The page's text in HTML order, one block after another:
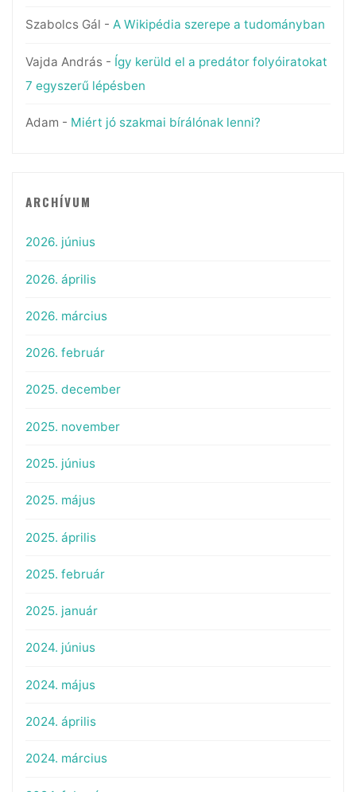
Szabolcs Gál - A Wikipédia szerepe a tudományban
Vajda András- Így kerüld el a predátor folyóiratokat
7 egyszerű lépésben
Adam - Miért jó szakmai bírálónak lenni?
ARCHÍVUM
2026. június
2026. április
2026. március
2026. február
2025. december
2025. november
2025. június
2025. május
2025. április
2025. február
2025. január
2024. június
2024. május
2024. április
2024. március